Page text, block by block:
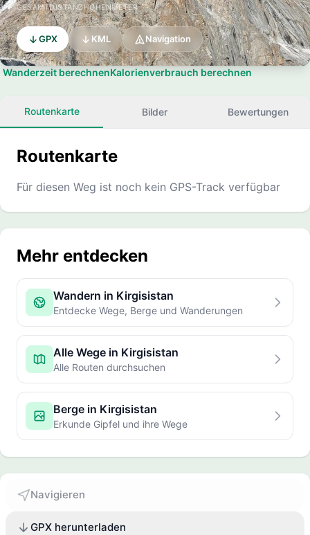
GESAMTDISTANZHÖHENMETER
GPX KML Navigation
Wanderzeit berechnenKalorienverbrauch berechnen
Routenkarte Bilder Bewertungen
Routenkarte
Für diesen Weg ist noch kein GPS-Track verfügbar
Mehr entdecken
Wandern in Kirgisistan
Entdecke Wege, Berge und Wanderungen
Alle Wege in Kirgisistan
Alle Routen durchsuchen
Berge in Kirgisistan
Erkunde Gipfel und ihre Wege
Navigieren
GPX herunterladen